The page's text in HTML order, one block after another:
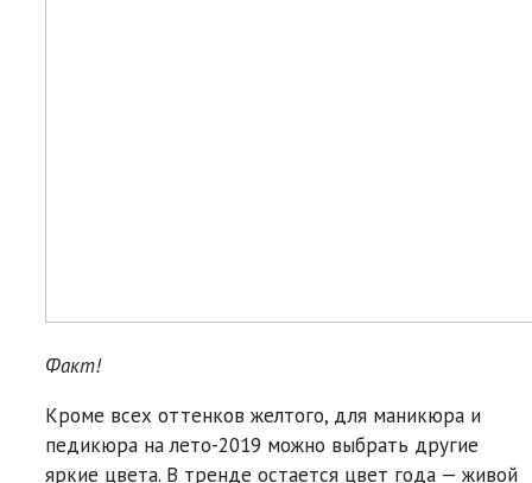
Факт!
Кроме всех оттенков желтого, для маникюра и
педикюра на лето-2019 можно выбрать другие
яркие цвета. В тренде остается цвет года — живой